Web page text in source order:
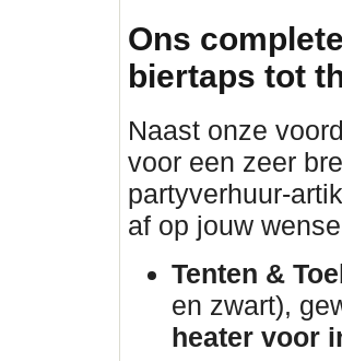
Ons
biertaps tot
Naast onze
voor een zeer
partyverhuur-
af op jouw
Tenten &
en zwart),
heater voor